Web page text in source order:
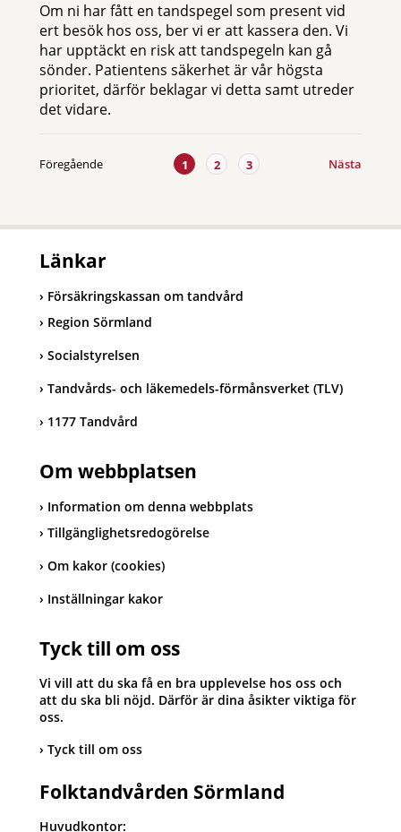
Om ni har fått en tandspegel som present vid
ert besök hos oss, ber vi er att kassera den. Vi
har upptäckt en risk att tandspegeln kan gå
sönder. Patientens säkerhet är vår högsta
prioritet, därför beklagar vi detta samt utreder
det vidare.
Föregående 1 2 3 Nästa
Länkar
Försäkringskassan om tandvård
Region Sörmland
Socialstyrelsen
Tandvårds- och läkemedels-förmånsverket (TLV)
1177 Tandvård
Om webbplatsen
Information om denna webbplats
Tillgänglighetsredogörelse
Om kakor (cookies)
Inställningar kakor
Tyck till om oss
Vi vill att du ska få en bra upplevelse hos oss och
att du ska bli nöjd. Därför är dina åsikter viktiga för
oss.
Tyck till om oss
Folktandvården Sörmland
Huvudkontor: